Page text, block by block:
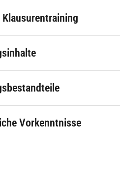
Vorkenntnisse